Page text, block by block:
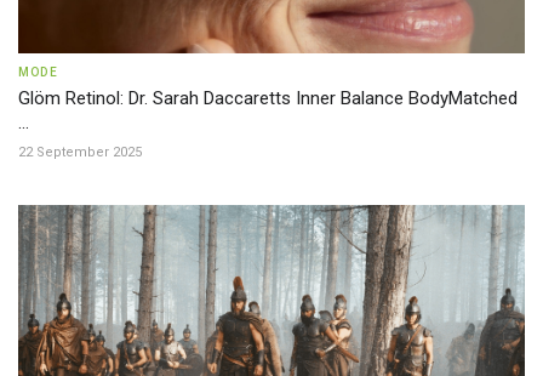
MODE
Glöm Retinol: Dr. Sarah Daccaretts Inner Balance BodyMatched
...
22 September 2025